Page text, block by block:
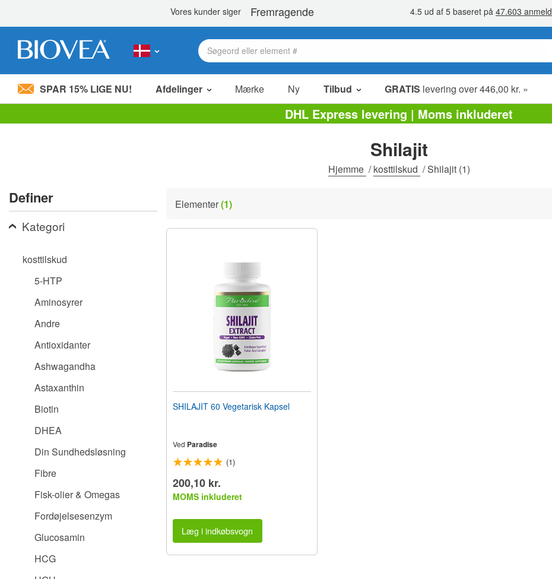
Bemærk:
Control-
for
hjemmesiden
synshandicappede,
skærmlæser;
SPAR 15% LIGE NU! Afdelinger Mærke Ny Tilbud GRATIS levering over 446,00 kr. »
Salg poster
Værdipakker
Ophørsudsalg
DHL Express levering | Moms inkluderet
Shilajit
Hjemme /kosttilskud /Shilajit(1)
Definer
Kategori
kosttilskud
5-HTP
Aminosyrer
Andre
Antioxidanter
Ashwagandha
Astaxanthin
Biotin
DHEA
Din Sundhedsløsning
Fibre
Fisk-olier & Omegas
Fordøjelsesenzym
Glucosamin
HCG
Elementer(1)
SHILAJIT 60 Vegetarisk Kapsel
Ved Paradise
(1)
200,10 kr.
MOMS inkluderet
Læg i indkøbsvogn